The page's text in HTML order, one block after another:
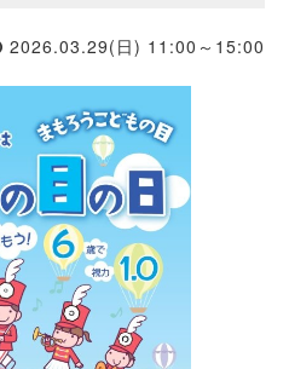
2026.03.29(日) 11:00～15:00